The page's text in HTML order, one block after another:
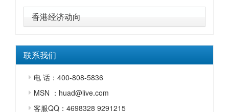
香港经济动向
联系我们
电 话：400-808-5836
MSN ：huad@live.com
客服QQ：4698328 9291215